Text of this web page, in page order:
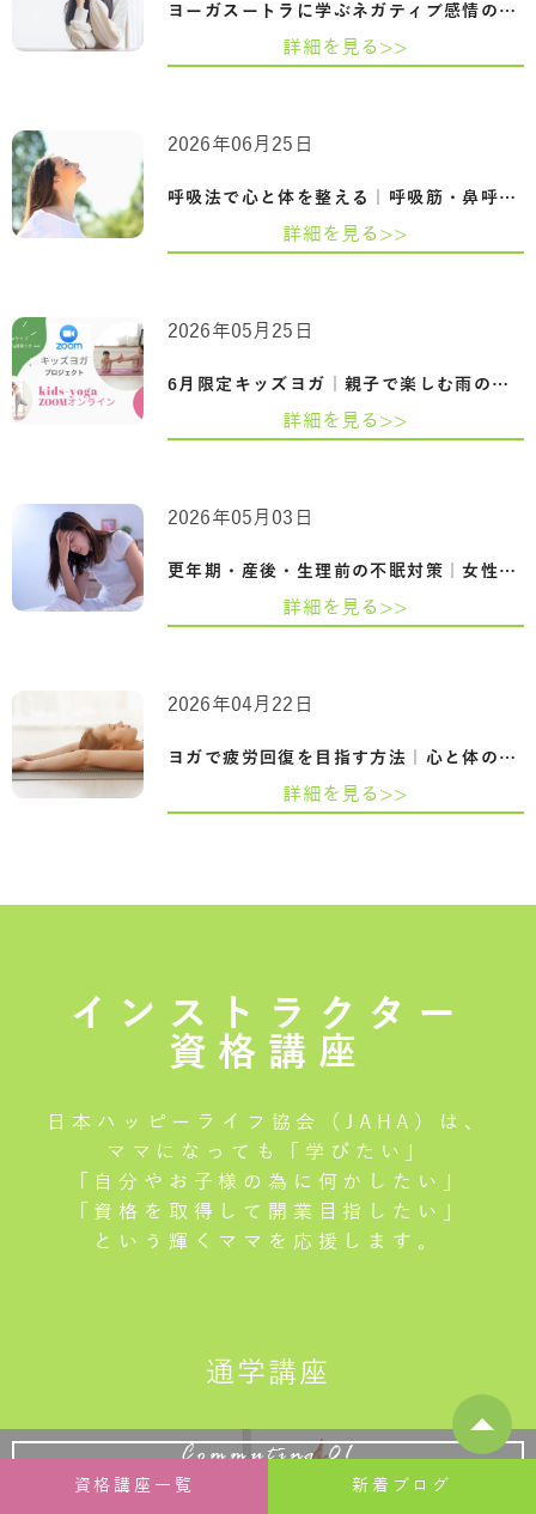
ヨーガスートラに学ぶネガティブ感情の整…
詳細を見る>>
呼吸法で心と体を整える｜呼吸筋・鼻呼吸…
2026年06月25日
詳細を見る>>
6月限定キッズヨガ｜親子で楽しむ雨の日の…
2026年05月25日
詳細を見る>>
更年期・産後・生理前の不眠対策｜女性の…
2026年05月03日
詳細を見る>>
ヨガで疲労回復を目指す方法｜心と体の疲…
2026年04月22日
詳細を見る>>
インストラクター
資格講座
日本ハッピーライフ協会（JAHA）は、
ママになっても「学びたい」
「自分やお子様の為に何かしたい」
「資格を取得して開業目指したい」
という輝くママを応援します。
通学講座
Commuting 01
新着ブログ
資格講座一覧